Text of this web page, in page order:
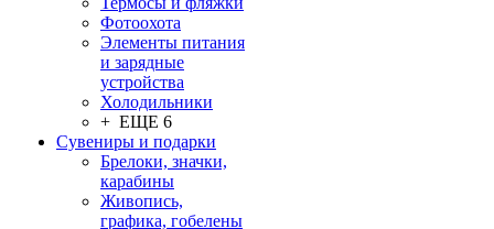
Фотоохота
Элементы питания
и зарядные
устройства
Холодильники
+ ЕЩЕ 6
Сувениры и подарки
Брелоки, значки,
карабины
Живопись,
графика, гобелены